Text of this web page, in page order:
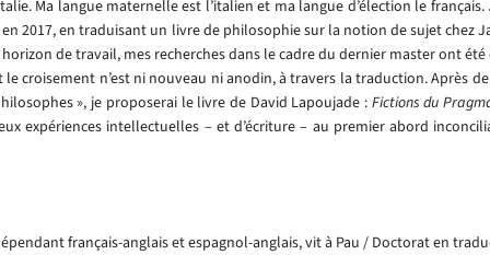
Ma langue maternelle est l’italien et ma langue d’élection le français.
2017, en traduisant un livre de philosophie sur la notion de sujet chez
de travail, mes recherches dans le cadre du dernier master ont
croisement n’est ni nouveau ni anodin, à travers la traduction. Après
», je proposerai le livre de David Lapoujade : Fictions du
expériences intellectuelles – et d’écriture – au premier abord
français-anglais et espagnol-anglais, vit à Pau / Doctorat en